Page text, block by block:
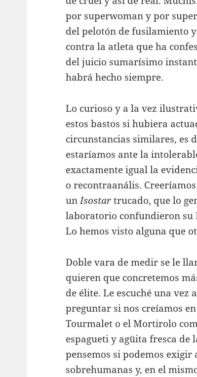
por superwoman y por
del pelotón de fusilamiento
contra la atleta que ha
del juicio sumarísimo
habrá hecho siempre.
Lo curioso y a la vez
estos bastos si hubiera
circunstancias similares, es
estaríamos ante la
exactamente igual la
o recontraanális.
unIsostartrucado, que lo
laboratorio confundieron su
Lo hemos visto alguna que
Doble vara de medir se le
quieren que concretemos
de élite. Le escuché una
preguntar si nos creíamos
Tourmalet o el Mortirolo
espagueti y agüita fresca de
pensemos si podemos
sobrehumanas y, en el